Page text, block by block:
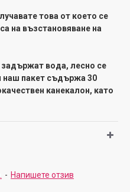
това от което се
на възстановяване на
задържат вода, лесно се
наш пакет съдържа 30
канекалон, като
- Напишете отзив